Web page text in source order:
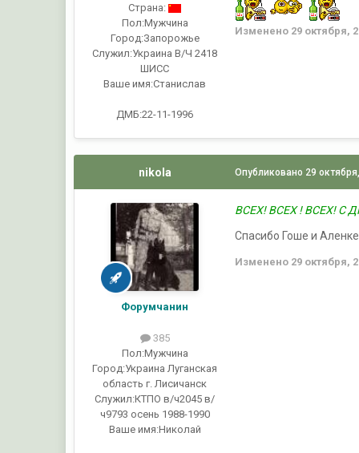
Страна:
Пол:Мужчина
Город:Запорожье
Служил:Украина В/Ч 2418
ШИСС
Ваше имя:Станислав
ДМБ:22-11-1996
Изменено 29 октября,
nikola
Форумчанин
385
Пол:Мужчина
Город:Украина Луганская
область г. Лисичанск
Служил:КТПО в/ч2045 в/
ч9793 осень 1988-1990
Ваше имя:Николай
Опубликовано 29
ВСЕХ! ВСЕХ ! ВСЕХ!
Спасибо Гоше и
Изменено 29 октября,